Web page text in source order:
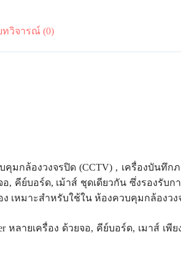
ทวิจารณ์ (0)
คุมกล้องวงจรปิด (CCTV) , เครื่องบันทึก
อ, คีย์บอร์ด, เม้าส์ ชุดเดียวกัน ซึ่งรองรับก
อง เหมาะสำหรับใช้ใน ห้องควบคุมกล้องว
หลายเครื่อง ด้วยจอ, คีย์บอร์ด, เมาส์ เพีย